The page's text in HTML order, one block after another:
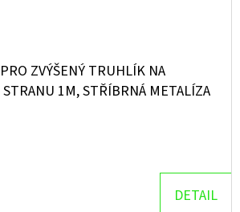
ZVÝŠENÝ TRUHLÍK NA
1M, STŘÍBRNÁ METALÍZA
DETAIL